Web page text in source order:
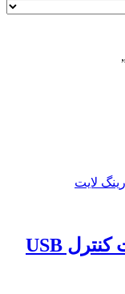
کابل دیمردار یدکی ریموت کنترل USB